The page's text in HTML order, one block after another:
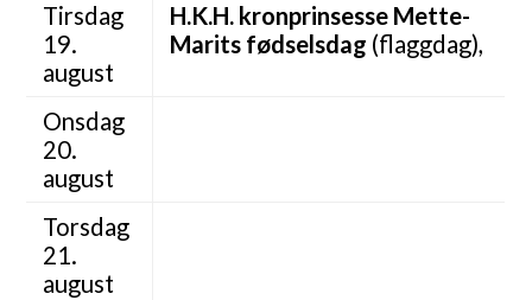
Tirsdag
19.
august
H.K.H. kronprinsesse Mette-
Marits fødselsdag (flaggdag),
Onsdag
20.
august
Torsdag
21.
august